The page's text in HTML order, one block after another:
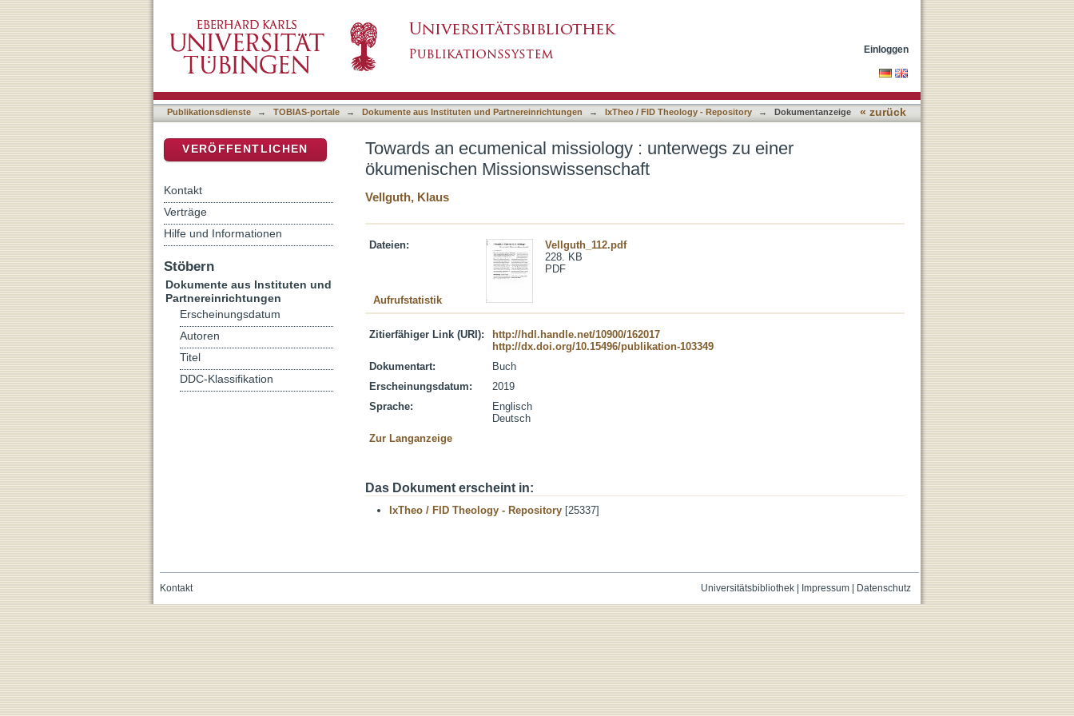
Einloggen
Publikationsdienste → TOBIAS-portale → Dokumente aus Instituten und Partnereinrichtungen → IxTheo / FID Theology - Repository → Dokumentanzeige « zurück
Towards an ecumenical missiology : unterwegs zu einer
ökumenischen Missionswissenschaft
Vellguth, Klaus
Dateien:
Vellguth_112.pdf
228. KB
PDF
Aufrufstatistik
Zitierfähiger Link (URI):
http://hdl.handle.net/10900/162017
http://dx.doi.org/10.15496/publikation-103349
Dokumentart:
Buch
Erscheinungsdatum:
2019
Sprache:
Englisch
Deutsch
Zur Langanzeige
Das Dokument erscheint in:
IxTheo / FID Theology - Repository [25337]
VERÖFFENTLICHEN
Kontakt
Verträge
Hilfe und Informationen
Stöbern
Dokumente aus Instituten und
Partnereinrichtungen
Erscheinungsdatum
Autoren
Titel
DDC-Klassifikation
Universitätsbibliothek| Impressum| Datenschutz
Kontakt